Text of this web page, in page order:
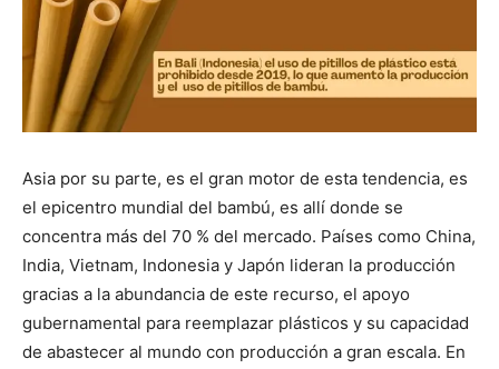
Asia por su parte, es el gran motor de esta tendencia, es
el epicentro mundial del bambú, es allí donde se
concentra más del 70 % del mercado. Países como China,
India, Vietnam, Indonesia y Japón lideran la producción
gracias a la abundancia de este recurso, el apoyo
gubernamental para reemplazar plásticos y su capacidad
de abastecer al mundo con producción a gran escala. En